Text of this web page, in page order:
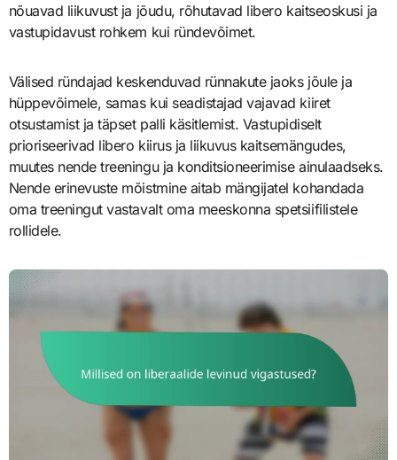
nõuavad liikuvust ja jõudu, rõhutavad libero kaitseoskusi ja
vastupidavust rohkem kui ründevõimet.
Välised ründajad keskenduvad rünnakute jaoks jõule ja
hüppevõimele, samas kui seadistajad vajavad kiiret
otsustamist ja täpset palli käsitlemist. Vastupidiselt
prioriseerivad libero kiirus ja liikuvus kaitsemängudes,
muutes nende treeningu ja konditsioneerimise ainulaadseks.
Nende erinevuste mõistmine aitab mängijatel kohandada
oma treeningut vastavalt oma meeskonna spetsiifilistele
rollidele.